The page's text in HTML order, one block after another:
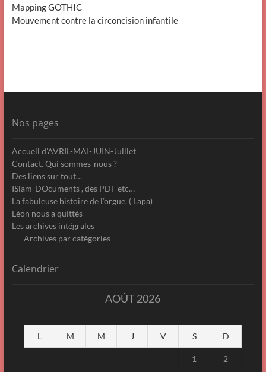
Mapping GOTHIC
Mouvement contre la circoncision infantile
Nos pages
Accueil d’AVRIL-MAI-JUIN-Juillet
Contact. Qui sommes-nous ?
Des liens sur tout…
ISlam-DOcuments , des PDF etc…
La fabuleuse histoire de l’orgue. ( Lapa)
Léon nous a quittés
Les archives intégrales
Archives par catégories
Calendrier
AOÛT 2026
L M M J V S D
1 2